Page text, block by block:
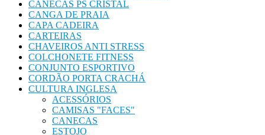
CANECAS PS CRISTAL
CANGA DE PRAIA
CAPA CADEIRA
CARTEIRAS
CHAVEIROS ANTI STRESS
COLCHONETE FITNESS
CONJUNTO ESPORTIVO
CORDÃO PORTA CRACHÁ
CULTURA INGLESA
ACESSÓRIOS
CAMISAS "FACES"
CANECAS
ESTOJO